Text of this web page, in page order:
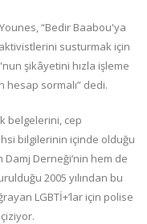
“Bedir Baabou'ya
susturmak için
şikâyetini hızla işleme
hesap sormalı” dedi.
belgelerini, cep
bilgilerinin içinde olduğu
Damj Derneği’nin hem de
2005 yılından bu
LGBTİ+’lar için polise